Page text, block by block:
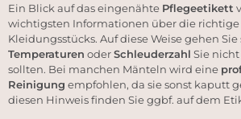
Ein Blick auf das eingenähte Pflegeetikett
wichtigsten Informationen über die richtige
Kleidungsstücks. Auf diese Weise gehen
Temperaturen oderSchleuderzahl Sie
sollten. Bei manchen Mänteln wird eine
Reinigung empfohlen, da sie sonst kaputt
diesen Hinweis finden Sie ggbf. auf dem